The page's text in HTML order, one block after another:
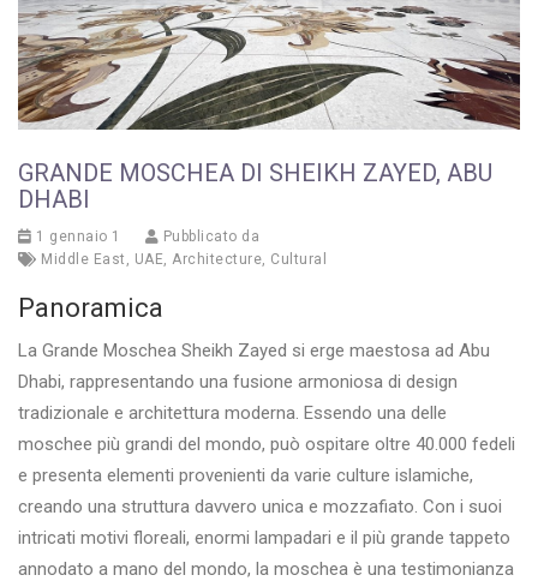
GRANDE MOSCHEA DI SHEIKH ZAYED, ABU
DHABI
1 gennaio 1
Pubblicato da
Middle East , UAE, Architecture, Cultural
Panoramica
La Grande Moschea Sheikh Zayed si erge maestosa ad Abu
Dhabi, rappresentando una fusione armoniosa di design
tradizionale e architettura moderna. Essendo una delle
moschee più grandi del mondo, può ospitare oltre 40.000 fedeli
e presenta elementi provenienti da varie culture islamiche,
creando una struttura davvero unica e mozzafiato. Con i suoi
intricati motivi floreali, enormi lampadari e il più grande tappeto
annodato a mano del mondo, la moschea è una testimonianza